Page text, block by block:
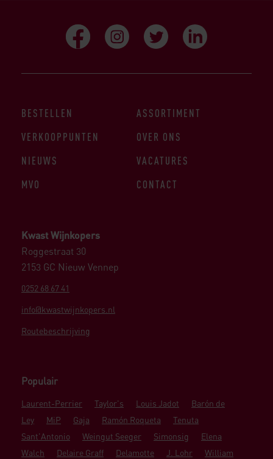
Kwast Wijnkopers
Roggestraat 30
2153 GC Nieuw Vennep
0252 68 67 41
info@kwastwijnkopers.nl
Routebeschrijving
Populair
Laurent-Perrier Taylor's Louis Jadot
Barón de
Ley
MiP Gaja Ramón Roqueta
Tenuta
Sant'Antonio
Weingut Seeger Simonsig
Elena
Walch
Delaire Graff Delamotte J. Lohr
William
BESTELLEN
ASSORTIMENT
VERKOOPPUNTEN
OVER ONS
NIEUWS
VACATURES
MVO
CONTACT